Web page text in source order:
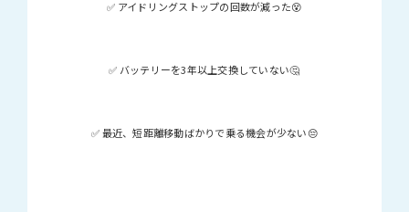
✅ アイドリングストップの回数が減った😵
✅ バッテリーを3年以上交換していない🤔
✅ 最近、短距離移動ばかりで乗る機会が少ない😔